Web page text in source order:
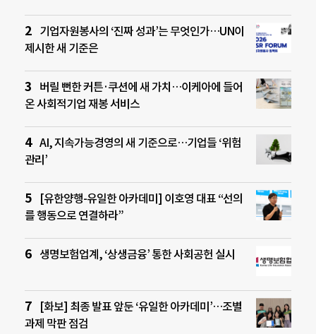
기업자원봉사의 ‘진짜 성과’는 무엇인가…UN이
제시한 새 기준은
버릴 뻔한 커튼·쿠션에 새 가치…이케아에 들어
온 사회적기업 재봉 서비스
AI, 지속가능경영의 새 기준으로…기업들 ‘위험
관리’
[유한양행-유일한 아카데미] 이호영 대표 “선의
를 행동으로 연결하라”
생명보험업계, ‘상생금융’ 통한 사회공헌 실시
[화보] 최종 발표 앞둔 ‘유일한 아카데미’…조별
과제 막판 점검